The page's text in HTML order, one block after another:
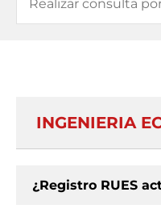
INGENIERIA
¿Registro RUES